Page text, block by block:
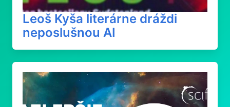
Leoš Kyša literárne dráždi
neposlušnou AI